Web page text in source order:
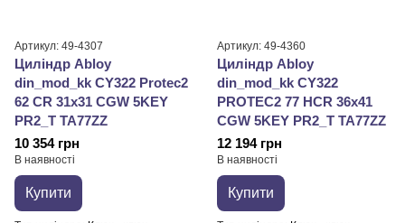
Артикул: 49-4307
Циліндр Abloy
din_mod_kk CY322 Protec2
62 CR 31x31 CGW 5KEY
PR2_T TA77ZZ
10 354 грн
В наявності
Купити
Артикул: 49-4360
Циліндр Abloy
din_mod_kk CY322
PROTEC2 77 HCR 36x41
CGW 5KEY PR2_T TA77ZZ
12 194 грн
В наявності
Купити